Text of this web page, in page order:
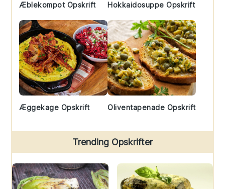
Æblekompot Opskrift Hokkaidosuppe Opskrift
Æggekage Opskrift Oliventapenade Opskrift
Trending Opskrifter